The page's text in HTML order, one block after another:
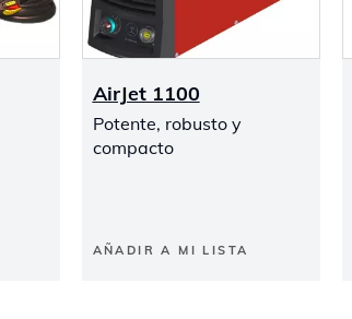
AirJet 1100
Potente, robusto y
compacto
AÑADIR A MI LISTA